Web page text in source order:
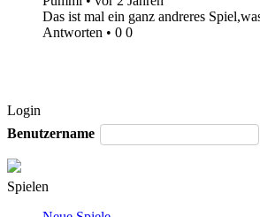
Das ist mal ein ganz andreres
Antworten • 0 0
Login
Benutzername
Spielen